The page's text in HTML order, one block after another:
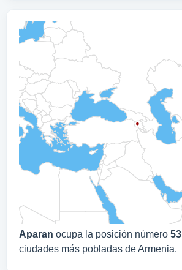
Aparan ocupa la posición número 53
ciudades más pobladas de Armenia.